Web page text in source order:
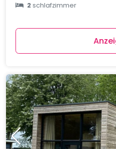
2schlafzimmer